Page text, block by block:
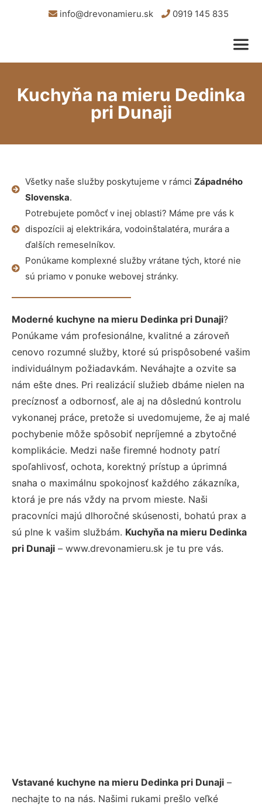
info@drevonamieru.sk 0919 145 835
Kuchyňa na mieru Dedinka
pri Dunaji
Všetky naše služby poskytujeme v rámci Západného
Slovenska.
Potrebujete pomôcť v inej oblasti? Máme pre vás k
dispozícii aj elektrikára, vodoinštalatéra, murára a
ďalších remeselníkov.
Ponúkame komplexné služby vrátane tých, ktoré nie
sú priamo v ponuke webovej stránky.
Moderné kuchyne na mieru Dedinka pri Dunaji?
Ponúkame vám profesionálne, kvalitné a zároveň
cenovo rozumné služby, ktoré sú prispôsobené vašim
individuálnym požiadavkám. Neváhajte a ozvite sa
nám ešte dnes. Pri realizácií služieb dbáme nielen na
precíznosť a odbornosť, ale aj na dôslednú kontrolu
vykonanej práce, pretože si uvedomujeme, že aj malé
pochybenie môže spôsobiť nepríjemné a zbytočné
komplikácie. Medzi naše firemné hodnoty patrí
spoľahlivosť, ochota, korektný prístup a úprimná
snaha o maximálnu spokojnosť každého zákazníka,
ktorá je pre nás vždy na prvom mieste. Naši
pracovníci majú dlhoročné skúsenosti, bohatú prax a
sú plne k vašim službám. Kuchyňa na mieru Dedinka
pri Dunaji – www.drevonamieru.sk je tu pre vás.
Vstavané kuchyne na mieru Dedinka pri Dunaji –
nechajte to na nás. Našimi rukami prešlo veľké